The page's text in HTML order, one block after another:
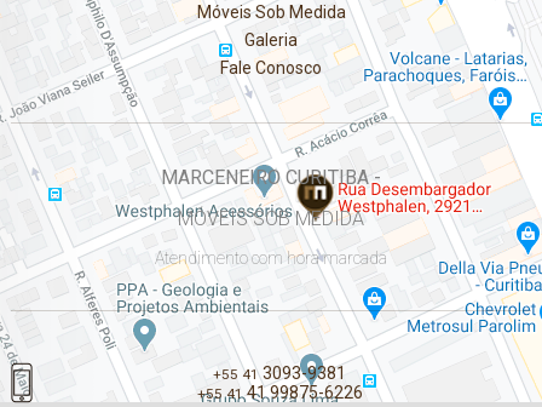
Móveis Sob Medida
Galeria
Fale Conosco
MARCENEIRO CURITIBA -
MÓVEIS SOB MEDIDA
Atendimento com hora marcada
+55 413093-9381
+55 4141 99875-6226